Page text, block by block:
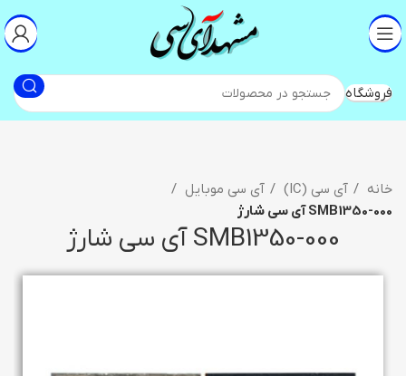
فروشگاه
خانه آی سی (IC)
آی سی موبایل
000-SMB1350 آی سی شارژ
000-SMB1350 آی سی شارژ